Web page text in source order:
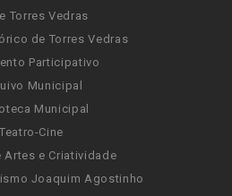
Torres Vedras
de Torres Vedras
Participativo
Municipal
Municipal
Teatro-Cine
Artes e Criatividade
Joaquim Agostinho